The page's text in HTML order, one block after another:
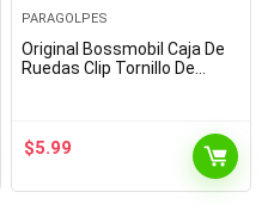
PARAGOLPES
Original Bossmobil Caja De
Ruedas Clip Tornillo De
$5.99